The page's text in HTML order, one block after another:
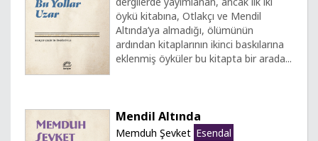
öykü kitabına, Otlakçı ve Mendil
Altında’ya almadığı, ölümünün
ardından kitaplarının ikinci baskılarına
eklenmiş öyküler bu kitapta bir arada...
Mendil Altında
Memduh Şevket Esendal